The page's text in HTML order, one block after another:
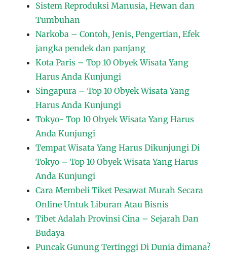
Sistem Reproduksi Manusia, Hewan dan
Tumbuhan
Narkoba – Contoh, Jenis, Pengertian, Efek
jangka pendek dan panjang
Kota Paris – Top 10 Obyek Wisata Yang
Harus Anda Kunjungi
Singapura – Top 10 Obyek Wisata Yang
Harus Anda Kunjungi
Tokyo- Top 10 Obyek Wisata Yang Harus
Anda Kunjungi
Tempat Wisata Yang Harus Dikunjungi Di
Tokyo – Top 10 Obyek Wisata Yang Harus
Anda Kunjungi
Cara Membeli Tiket Pesawat Murah Secara
Online Untuk Liburan Atau Bisnis
Tibet Adalah Provinsi Cina – Sejarah Dan
Budaya
Puncak Gunung Tertinggi Di Dunia dimana?